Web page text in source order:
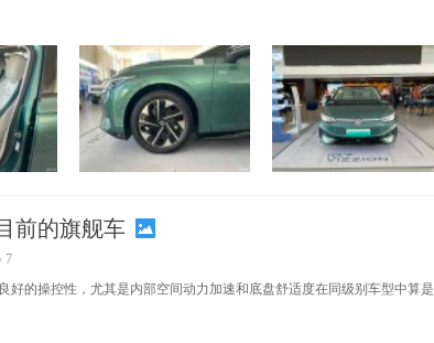
前的旗舰车
7
好的操控性，尤其是内部空间动力加速和底盘舒适度在同级别车型中算是